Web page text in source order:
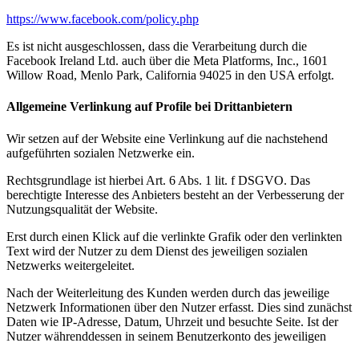
https://www.facebook.com/policy.php
Es ist nicht ausgeschlossen, dass die Verarbeitung durch die
Facebook Ireland Ltd. auch über die Meta Platforms, Inc., 1601
Willow Road, Menlo Park, California 94025 in den USA erfolgt.
Allgemeine Verlinkung auf Profile bei Drittanbietern
Wir setzen auf der Website eine Verlinkung auf die nachstehend
aufgeführten sozialen Netzwerke ein.
Rechtsgrundlage ist hierbei Art. 6 Abs. 1 lit. f DSGVO. Das
berechtigte Interesse des Anbieters besteht an der Verbesserung der
Nutzungsqualität der Website.
Erst durch einen Klick auf die verlinkte Grafik oder den verlinkten
Text wird der Nutzer zu dem Dienst des jeweiligen sozialen
Netzwerks weitergeleitet.
Nach der Weiterleitung des Kunden werden durch das jeweilige
Netzwerk Informationen über den Nutzer erfasst. Dies sind zunächst
Daten wie IP-Adresse, Datum, Uhrzeit und besuchte Seite. Ist der
Nutzer währenddessen in seinem Benutzerkonto des jeweiligen